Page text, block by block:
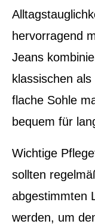
hervorragend
Jeans
klassischen
flache Sohle
bequem für
Wichtige
sollten
abgestimmten
werden, um